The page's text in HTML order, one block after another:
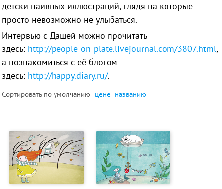
детски наивных иллюстраций, глядя на которые
просто невозможно не улыбаться.
Интервью с Дашей можно прочитать
здесь: http://people-on-plate.livejournal.com/3807.html,
а познакомиться с её блогом
здесь: http://happy.diary.ru/.
Сортировать поумолчанию цене названию